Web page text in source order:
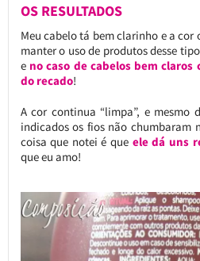
OS RESULTADOS
Meu cabelo tá bem clarinho e a
manter o uso de produtos desse
e no caso de cabelos bem
do recado!
A cor continua “limpa”, e mesmo
indicados os fios não chumbaram
coisa que notei é que ele dá uns
que eu amo!